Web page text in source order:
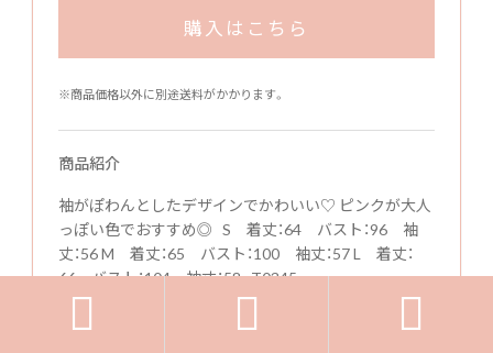
購入はこちら
※商品価格以外に別途送料がかかります。
商品紹介
袖がぽわんとしたデザインでかわいい♡ ピンクが大人
っぽい色でおすすめ◎ S 着丈：64 バスト：96 袖
丈：56 M 着丈：65 バスト：100 袖丈：57 L 着丈：
66 バスト：104 袖丈：58 T0345
  